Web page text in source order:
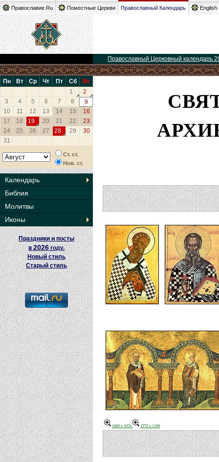
Православие.Ru Поместные Церкви Православный Календарь English
Православный Церковный календарь
Пн Вт Ср Чт Пт Сб
Вс
1
2
3
4 5 6 7 8
9
10
11 12 13 14 15
16
17
18 19 20 21 22
23
24
25 26 27 28 29
30
31
Ст. ст.
Нов. ст.
Календарь
Библия
Молитвы
Иконы
Праздники и посты
в2026 году.
Новый стиль
Старый стиль
1600 x 1074 1772 x 1189